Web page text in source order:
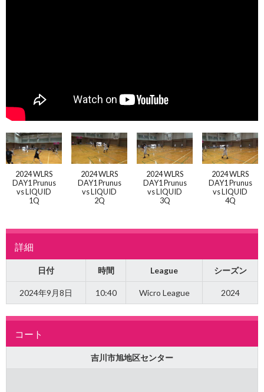
2024 WLRS
DAY1 Prunus
vs LIQUID
1Q
2024 WLRS
DAY1 Prunus
vs LIQUID
2Q
2024 WLRS
DAY1 Prunus
vs LIQUID
3Q
2024 WLRS
DAY1 Prunus
vs LIQUID
4Q
詳細
日付 時間 League シーズン
2024年9月8日 10:40 Wicro League 2024
コート
吉川市旭地区センター